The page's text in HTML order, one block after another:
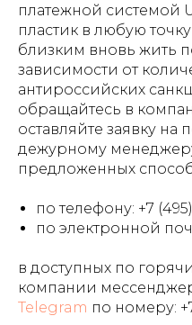
платежной системой
пластик в любую
близким вновь жить
зависимости от
антироссийских
обращайтесь в
оставляйте заявку на
дежурному
предложенных
по телефону: +7
по электронной
в доступных по
компании
Telegram по номеру: